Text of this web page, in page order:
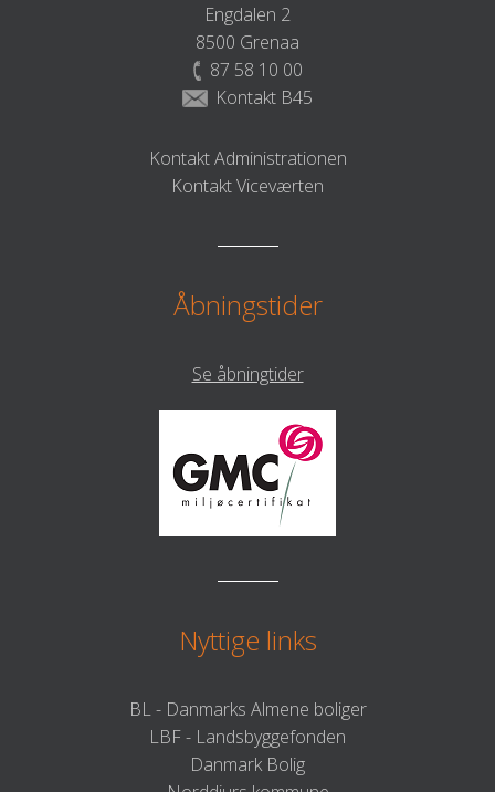
Engdalen 2
8500 Grenaa
87 58 10 00
Kontakt B45
Kontakt Administrationen
Kontakt Viceværten
Åbningstider
Se åbningtider
Nyttige links
BL - Danmarks Almene boliger
LBF - Landsbyggefonden
Danmark Bolig